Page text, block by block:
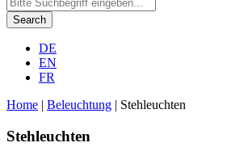
Search
DE
EN
FR
Home | Beleuchtung | Stehleuchten
Stehleuchten